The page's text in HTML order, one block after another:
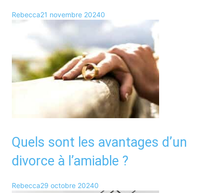
Rebecca21 novembre 20240
Quels sont les avantages d’un
divorce à l’amiable ?
Rebecca29 octobre 20240